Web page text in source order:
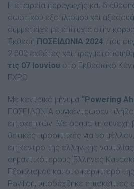
Η εταιρεία παραγωγής και
σωστικού εξοπλισμού και
συμμετείχε με επιτυχία στην
Έκθεση ΠΟΣΕΙΔΩΝΙΑ 2024, που
2.000 εκθέτες και
τις 07 Ιουνίου στο Εκθεσιακό
EXPO.
Με κεντρικό μήνυμα “Powering
ΠΟΣΕΙΔΩΝΙΑ συγκέντρωσαν
επισκεπτών. Με όραμα τη συνεχή
θετικές προοπτικές για το
επίκεντρο της ελληνικής
σημαντικότερους Έλληνες
Εξοπλισμού και στο περίπτερό
Pavilion, υποδέχθηκε επισκέπτες